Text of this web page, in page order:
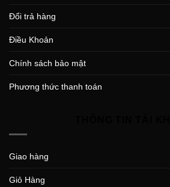
Đổi trả hàng
Điều Khoản
Chính sách bảo mật
Phương thức thanh toán
Giao hàng
Giỏ Hàng